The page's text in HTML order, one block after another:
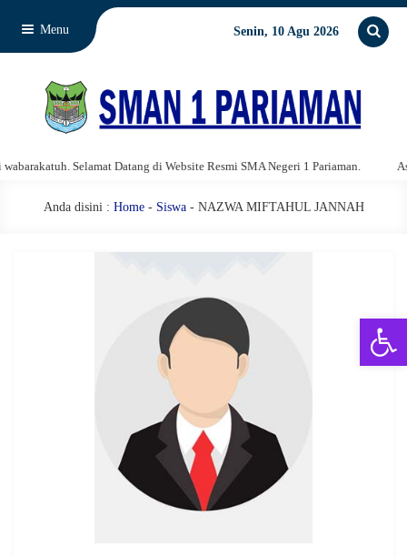
Menu Senin, 10 Agu 2026
Selamat Datang di Website Resmi SMA Negeri 1 Pariaman.
Anda disini : Home- Siswa- NAZWA MIFTAHUL JANNAH